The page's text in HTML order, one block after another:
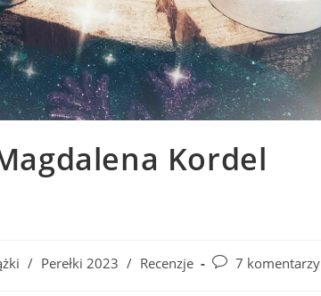
Kordel
/ Perełki 2023 / Recenzje
Post7 komentarzy